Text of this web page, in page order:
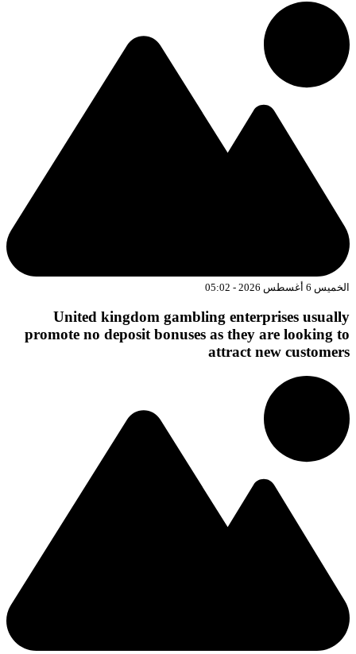
الخميس 6 أغسطس 2026 - 05:02
United kingdom gambling enterprises usually
promote no deposit bonuses as they are looking to
attract new customers